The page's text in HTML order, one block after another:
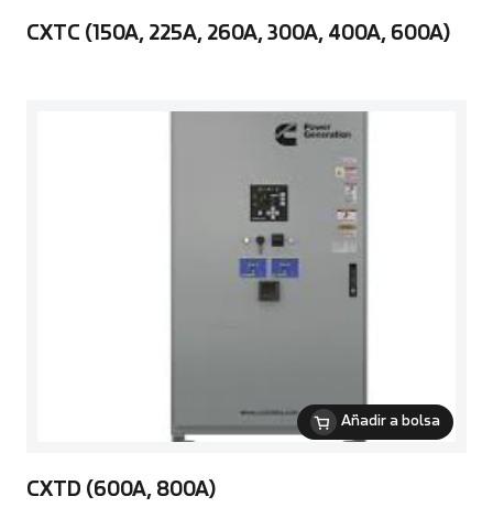
CXTC (150A, 225A, 260A, 300A, 400A, 600A)
Añadir a bolsa
CXTD (600A, 800A)